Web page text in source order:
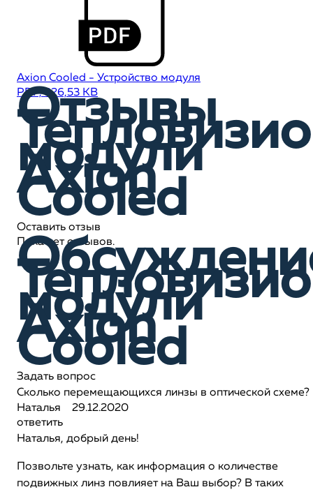
Axion Cooled - Устройство модуля
PDF, 326,53 KB
Отзывы
модули
Axion
Сooled
Оставить отзыв
Пока нет отзывов.
модули
Axion
Сooled
Задать вопрос
Сколько перемещающихся линзы в оптической схеме?
Наталья 29.12.2020
ответить
Наталья, добрый день!
Позвольте узнать, как информация о количестве
подвижных линз повлияет на Ваш выбор? В таких